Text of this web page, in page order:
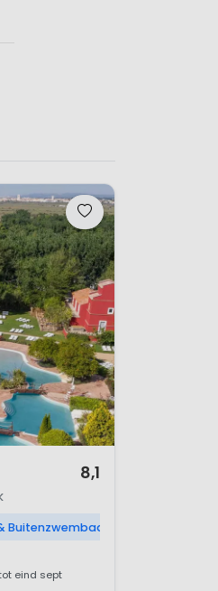
8,1
Buitenzwembad
eind sept